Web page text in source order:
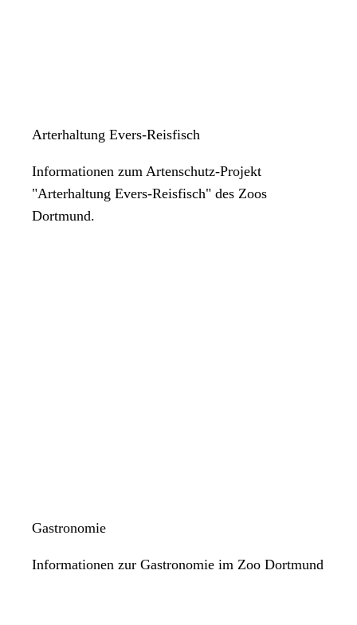
Arterhaltung Evers-Reisfisch
Informationen zum Artenschutz-Projekt
"Arterhaltung Evers-Reisfisch" des Zoos
Dortmund.
Gastronomie
Informationen zur Gastronomie im Zoo Dortmund